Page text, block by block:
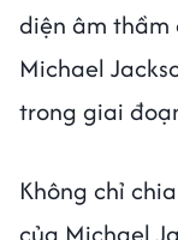
diện âm thầm
Michael
trong giai
Không chỉ